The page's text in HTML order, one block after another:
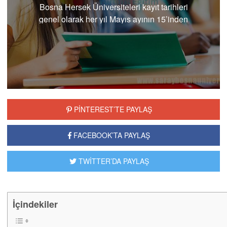
Bosna Hersek Üniversiteleri kayıt tarihleri
genel olarak her yıl Mayıs ayının 15’inden
itibaren başlamaktadır. Ancak bazı
üniversiteler..
PİNTEREST’TE PAYLAŞ
FACEBOOK’TA PAYLAŞ
TWİTTER’DA PAYLAŞ
İçindekiler